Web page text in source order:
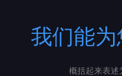
我们能为
概括起来表述